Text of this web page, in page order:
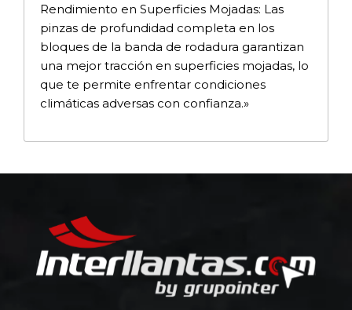
Rendimiento en Superficies Mojadas: Las
pinzas de profundidad completa en los
bloques de la banda de rodadura garantizan
una mejor tracción en superficies mojadas, lo
que te permite enfrentar condiciones
climáticas adversas con confianza.»